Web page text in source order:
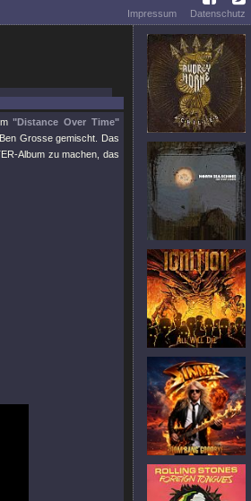
Impressum
Datenschutz
"Distance Over Time"
Grosse gemischt. Das
Album zu machen, das